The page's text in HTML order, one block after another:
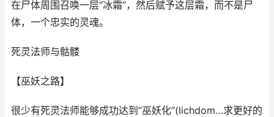
在尸体周围召唤一层“冰霜”，然后赋予这层霜，而不是尸
体，一个忠实的灵魂。
死灵法师与骷髅
【巫妖之路】
很少有死灵法师能够成功达到“巫妖化”(lichdom…求更好的